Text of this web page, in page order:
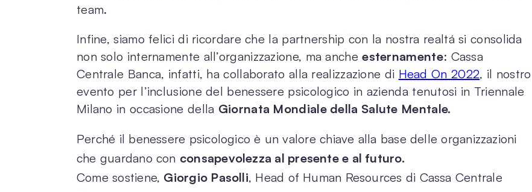
team.
Infine, siamo felici di ricordare che la partnership con la nostra realtá si consolida
non solo internamente all’organizzazione, ma ancheesternamente: Cassa
Centrale Banca, infatti, ha collaborato alla realizzazione di Head On 2022, il nostro
evento per l’inclusione del benessere psicologico in azienda tenutosi in Triennale
Milano in occasione della Giornata Mondiale della Salute Mentale.
Perché il benessere psicologico è un valore chiave alla base delle organizzazioni
che guardano con consapevolezza al presente e al futuro.
Come sostiene, Giorgio Pasolli, Head of Human Resources di Cassa Centrale